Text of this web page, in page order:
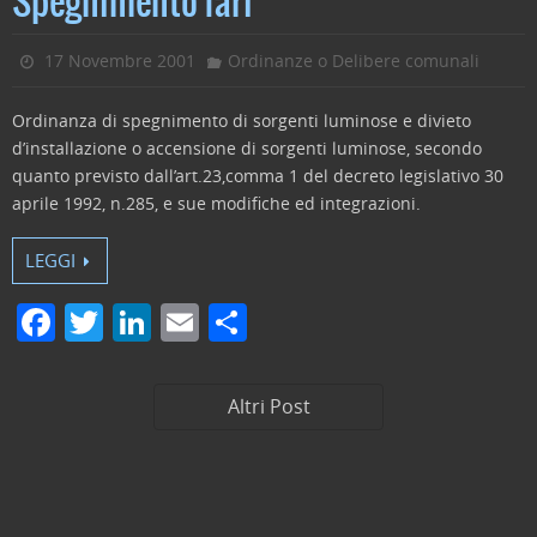
b
o
k
dI
n
vi
di
17 Novembre 2001 Ordinanze o Delibere comunali
Ordinanza di spegnimento di sorgenti luminose e divieto
d’installazione o accensione di sorgenti luminose, secondo
quanto previsto dall’art.23,comma 1 del decreto legislativo 30
aprile 1992, n.285, e sue modifiche ed integrazioni.
LEGGI
F T Li E
ai n
Altri Post